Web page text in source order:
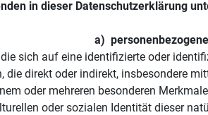
in dieser Datenschutzerklärung
a)
sich auf eine identifizierte oder
direkt oder indirekt, insbesondere
oder mehreren besonderen
oder sozialen Identität dieser